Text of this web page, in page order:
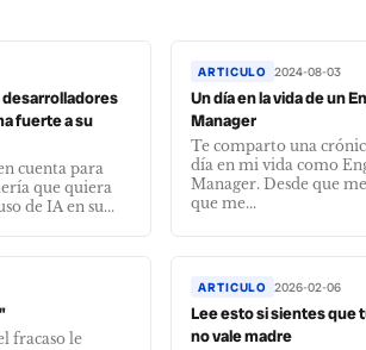
fuerte a su
cuenta para
que quiera
de IA en su...
ARTICULO 2024-08-03
Un día en la vida de un
Manager
Te comparto una
día en mi vida como
Manager. Desde que
que me...
fracaso le
ARTICULO 2026-02-06
Lee esto si sientes que
no vale madre